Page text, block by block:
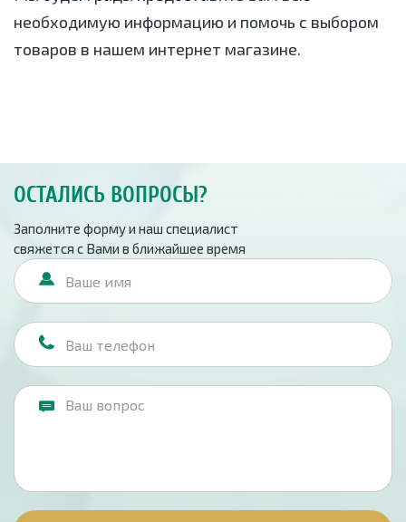
необходимую информацию и помочь с выбором
товаров в нашем интернет магазине.
ОСТАЛИСЬ ВОПРОСЫ?
Заполните форму и наш специалист
свяжется с Вами в ближайшее время